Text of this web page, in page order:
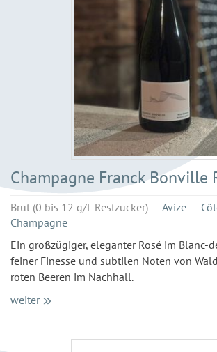
Champagne Franck Bonville
Brut (0 bis 12 g/L Restzucker) Avize
Champagne
Ein großzügiger, eleganter Rosé im Blanc-
feiner Finesse und subtilen Noten von
roten Beeren im Nachhall.
weiter